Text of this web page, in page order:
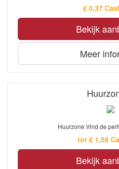
€ 0,37
Bekijk
Meer
Huurzone Vind de
tot € 1,58
Bekijk